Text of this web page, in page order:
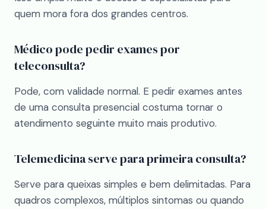
quem mora fora dos grandes centros.
Médico pode pedir exames por
teleconsulta?
Pode, com validade normal. E pedir exames antes
de uma consulta presencial costuma tornar o
atendimento seguinte muito mais produtivo.
Telemedicina serve para primeira consulta?
Serve para queixas simples e bem delimitadas. Para
quadros complexos, múltiplos sintomas ou quando